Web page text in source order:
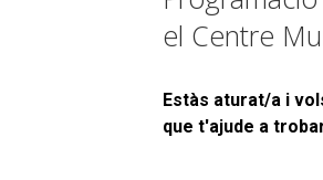
el Centre
Estàs aturat/a i
que t'ajude a